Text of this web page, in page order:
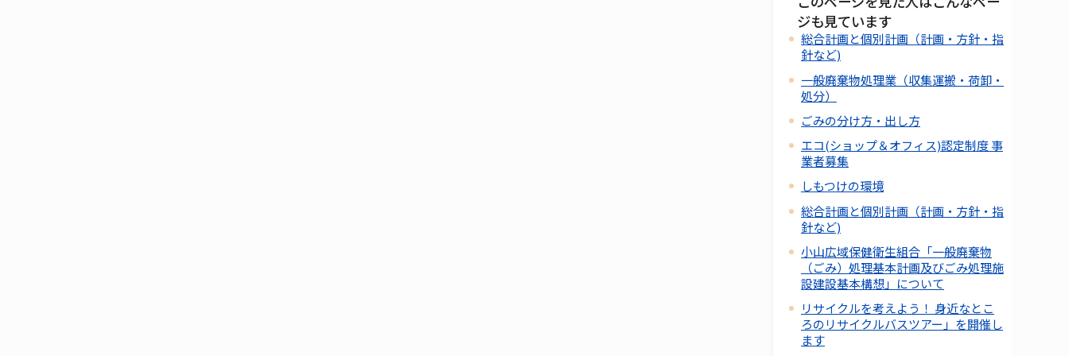
ジも見ています
総合計画と個別計画（計画・方針・指
針など)
一般廃棄物処理業（収集運搬・荷卸・
処分）
ごみの分け方・出し方
エコ(ショップ＆オフィス)認定制度 事
業者募集
しもつけの環境
総合計画と個別計画（計画・方針・指
針など)
小山広域保健衛生組合「一般廃棄物
（ごみ）処理基本計画及びごみ処理施
設建設基本構想」について
リサイクルを考えよう！ 身近なとこ
ろのリサイクルバスツアー」を開催し
ます